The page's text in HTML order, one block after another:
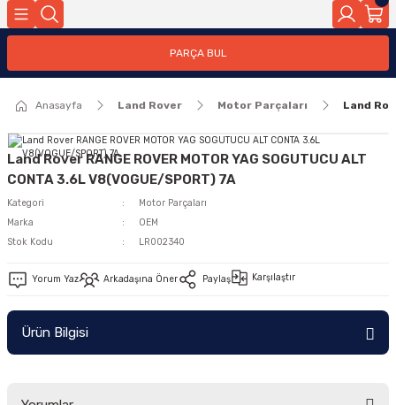
PARÇA BUL
Anasayfa Land Rover Motor Parçaları Land
Land Rover RANGE ROVER MOTOR YAG SOGUTUCU ALT
CONTA 3.6L V8(VOGUE/SPORT) 7A
Kategori
Motor Parçaları
Marka
OEM
Stok Kodu
LR002340
Yorum Yaz Arkadaşına Öner Paylaş Karşılaştır
Ürün Bilgisi